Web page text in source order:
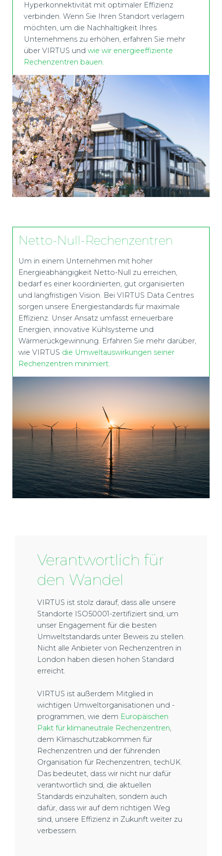
Hyperkonnektivität mit optimaler Effizienz
verbinden. Wenn Sie Ihren Standort verlagern
möchten, um die Nachhaltigkeit Ihres
Unternehmens zu erhöhen, erfahren Sie mehr
über VIRTUS undwie wir energieeffiziente
Rechenzentren bauen.
Netto-Null-Rechenzentren
Um in einem Unternehmen mit hoher
Energieabhängigkeit Netto-Null zu erreichen,
bedarf es einer koordinierten, gut organisierten
und langfristigen Vision. Bei VIRTUS Data Centres
sorgen unsere Energiestandards für maximale
Effizienz. Unser Ansatz umfasst erneuerbare
Energien, innovative Kühlsysteme und
Wärmerückgewinnung. Erfahren Sie mehr darüber,
wie VIRTUS die Umweltauswirkungen seiner
Rechenzentren minimiert.
Verantwortlich für
den Wandel
VIRTUS ist stolz darauf, dass alle unsere
Standorte ISO50001-zertifiziert sind, um
unser Engagement für die besten
Umweltstandards unter Beweis zu stellen.
Nicht alle Anbieter von Rechenzentren in
London haben diesen hohen Standard
erreicht.
VIRTUS ist außerdem Mitglied in
wichtigen Umweltorganisationen und -
programmen, wie dem Europäischen
Pakt für klimaneutrale Rechenzentren,
dem Klimaschutzabkommen für
Rechenzentren und der führenden
Organisation für Rechenzentren, techUK.
Das bedeutet, dass wir nicht nur dafür
verantwortlich sind, die aktuellen
Standards einzuhalten, sondern auch
dafür, dass wir auf dem richtigen Weg
sind, unsere Effizienz in Zukunft weiter zu
verbessern.